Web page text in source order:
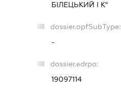
БІЛЕЦЬКИЙ І К"
dossier.opfSubType:
-
dossier.edrpo:
19097114